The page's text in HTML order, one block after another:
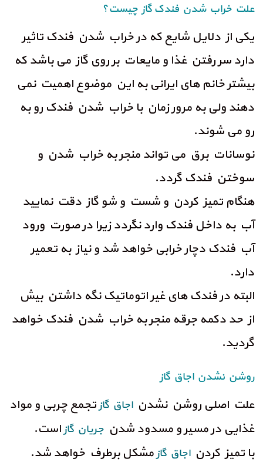
علت خراب شدن فندک گاز چیست؟
یکی از دلایل شایع که در خراب شدن فندک تاثیر
دارد سر رفتن غذا و مایعات بر روی گاز می باشد که
بیشتر خانم های ایرانی به این موضوع اهمیت نمی
دهند ولی به مرور زمان با خراب شدن فندک رو به
رو می شوند.
نوسانات برق می تواند منجر به خراب شدن و
سوختن فندک گردد.
هنگام تمیز کردن و شست و شو گاز دقت نمایید
آب به داخل فندک وارد نگردد زیرا در صورت ورود
آب فندک دچار خرابی خواهد شد و نیاز به تعمیر
دارد.
البته در فندک های غیر اتوماتیک نگه داشتن بیش
از حد دکمه جرقه منجر به خراب شدن فندک خواهد
گردید.
روشن نشدن اجاق گاز
علت اصلی روشن نشدناجاق گازتجمع چربی و مواد
غذایی در مسیر و مسدود شدن جریان گازاست.
با تمیز کردناجاق گازمشکل برطرف خواهد شد.